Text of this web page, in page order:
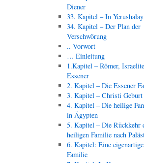
Diener
33. Kapitel – In
34. Kapitel – Der Plan der
Verschwörung
.. Vorwort
… Einleitung
1.Kapitel – Römer,
Essener
2. Kapitel – Die Essener
3. Kapitel – Christi Geburt
4. Kapitel – Die heilige
in Ägypten
5. Kapitel – Die Rückkehr
heiligen Familie nach
6. Kapitel: Eine eigenartige
Familie